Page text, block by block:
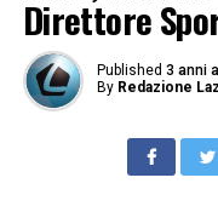
Direttore
Published 3 anni
By Redazione